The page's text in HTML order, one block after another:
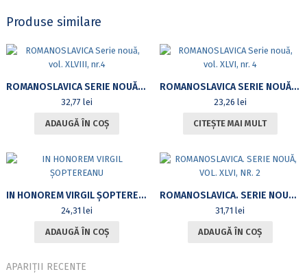
Produse similare
ROMANOSLAVICA SERIE NOUĂ, VOL. XLVIII, NR.4
32,77lei
ADAUGĂ ÎN COȘ
ROMANOSLAVICA SERIE NOUĂ, VOL. XLVI, NR. 4
23,26 lei
CITEȘTE MAI MULT
IN HONOREM VIRGIL ȘOPTEREANU
24,31lei
ADAUGĂ ÎN COȘ
ROMANOSLAVICA. SERIE NOUĂ, VOL. XLVI, NR. 2
31,71lei
ADAUGĂ ÎN COȘ
APARIȚII RECENTE